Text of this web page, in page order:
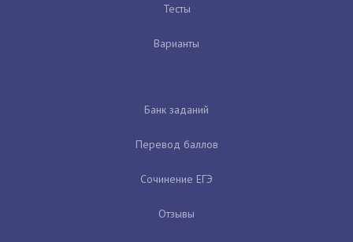
Тесты
Варианты
Банк заданий
Перевод баллов
Сочинение ЕГЭ
Отзывы